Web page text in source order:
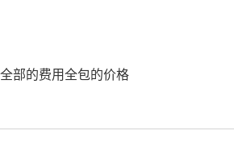
部的费用全包的价格